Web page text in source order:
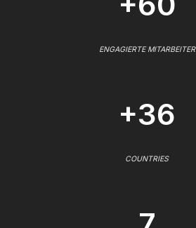
ENGAGIERTE MITARBEITER
+36
COUNTRIES